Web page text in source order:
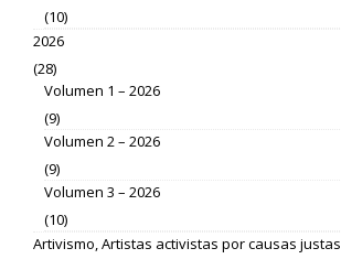
(10)
2026
(28)
Volumen 1 – 2026
(9)
Volumen 2 – 2026
(9)
Volumen 3 – 2026
(10)
Artivismo, Artistas activistas por causas justas